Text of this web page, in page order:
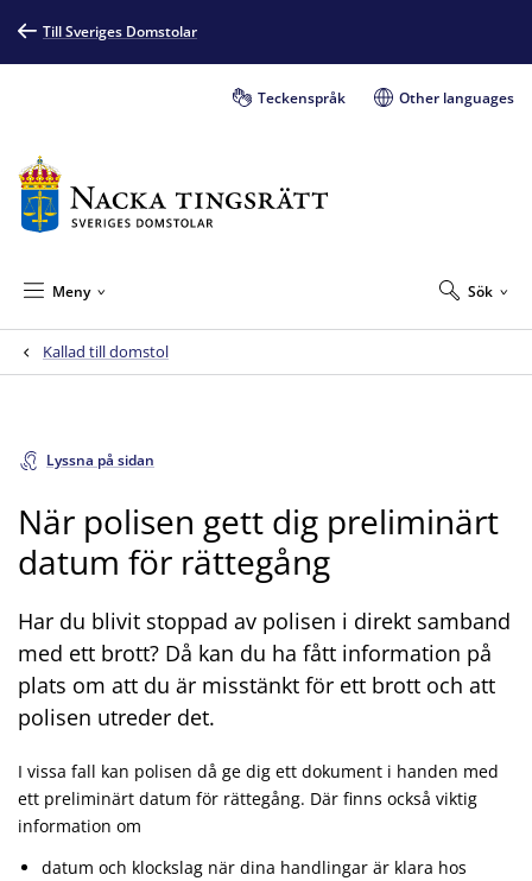
Till Sveriges Domstolar
Teckenspråk Other languages
Sök
Meny
Kallad till domstol
Lyssna på sidan
När polisen gett dig preliminärt
datum för rättegång
Har du blivit stoppad av polisen i direkt samband
med ett brott? Då kan du ha fått information på
plats om att du är misstänkt för ett brott och att
polisen utreder det.
I vissa fall kan polisen då ge dig ett dokument i handen med
ett preliminärt datum för rättegång. Där finns också viktig
information om
datum och klockslag när dina handlingar är klara hos